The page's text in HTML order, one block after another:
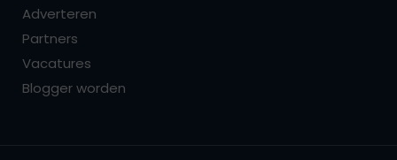
Adverteren
Partners
Vacatures
Blogger worden